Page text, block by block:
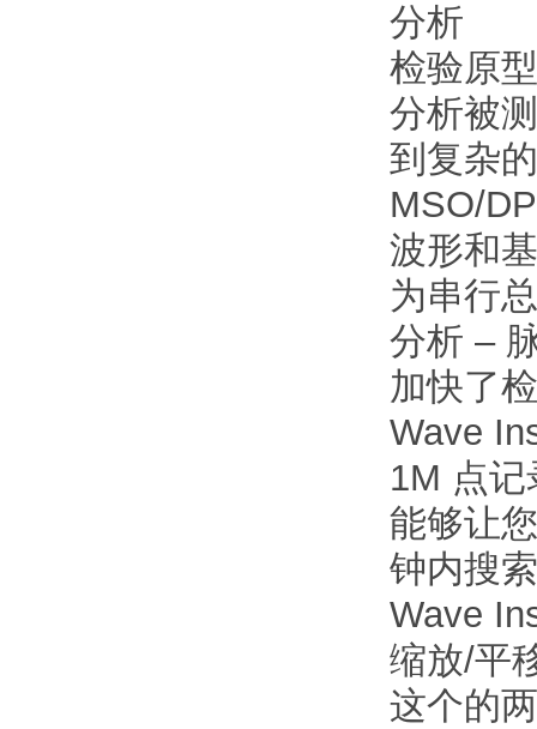
分析
检验原
分析被
到复杂
MSO/
波形和
为串行
分析 –
加快了
Wave
1M 点
能够让
钟内搜
Wave
缩放/平
这个的